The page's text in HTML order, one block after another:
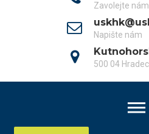
Zavolejte nám
Napište nám
500 04